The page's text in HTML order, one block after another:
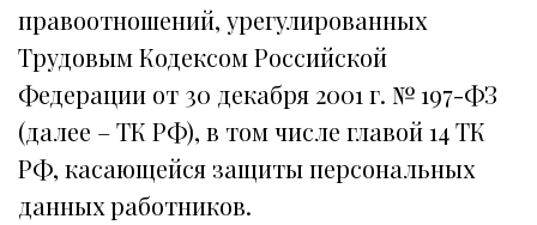
правоотношений, урегулированных
Трудовым Кодексом Российской
Федерации от 30 декабря 2001 г. № 197-ФЗ
(далее – ТК РФ), в том числе главой 14 ТК
РФ, касающейся защиты персональных
данных работников.